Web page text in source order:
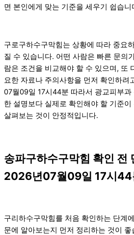
면 본인에게 맞는 기준을 세우기 쉽습니
구로구하수구막힘는 상황에 따라 중요
질 수 있습니다. 어떤 사람은 빠른 문의
람은 조건을 비교해야 할 수 있으며, 또
요한 자료나 주의사항을 먼저 확인하려
07월09일 17시44분 따라서 광교피부
한 설명보다 실제로 확인해야 할 기준
살펴보는 것이 안정적입니다.
송파구하수구막힘 확인 전
2026년07월09일 17시44
구리하수구막힘를 처음 확인하는 단계
문에 알아보는지 먼저 정리하는 것이